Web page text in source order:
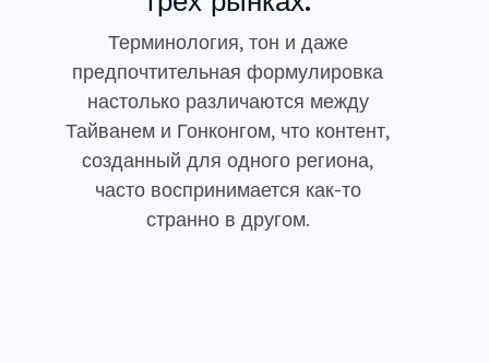
Терминология, тон и даже
предпочтительная формулировка
настолько различаются между
Тайванем и Гонконгом, что контент,
созданный для одного региона,
часто воспринимается как-то
странно в другом.